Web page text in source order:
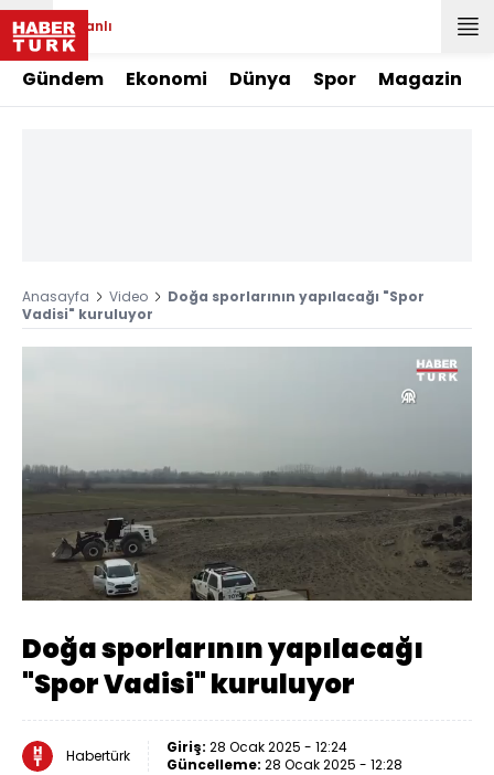
Canlı
Gündem Ekonomi Dünya Spor Magazin
Anasayfa Video
Doğa sporlarının yapılacağı "Spor
Vadisi" kuruluyor
Sesi
Aç
360
Yüklendi:
11.36%
Oynatma
Hızı
Doğa sporlarının yapılacağı
"Spor Vadisi" kuruluyor
Habertürk Giriş: 28 Ocak 2025 - 12:24
Güncelleme: 28 Ocak 2025 - 12:28